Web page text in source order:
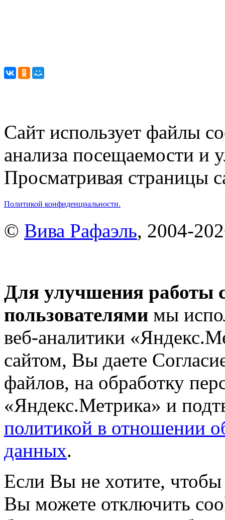
Сайт использует файлы
анализа посещаемости и
Просматривая страницы
Политикой конфиденциальности.
© Вива Рафаэль, 2004-
Для улучшения работы
пользователями мы
веб-аналитики
сайтом, Вы даете
файлов, на обработку
«Яндекс.Метрика» и
политикой в отношении
данных.
Если Вы не хотите,
Вы можете отключить